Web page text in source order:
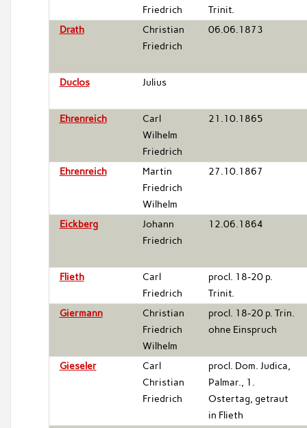
Friedrich
Trinit.
Drath
Christian
Friedrich
06.06.1873
Duclos Julius
Ehrenreich
Carl
Wilhelm
Friedrich
21.10.1865
Ehrenreich
Martin
Friedrich
Wilhelm
27.10.1867
Eickberg
Johann
Friedrich
12.06.1864
Flieth
Carl
Friedrich
procl. 18-20 p.
Trinit.
Giermann
Christian
Friedrich
Wilhelm
procl. 18-20 p. Trin.
ohne Einspruch
Gieseler
Carl
Christian
Friedrich
procl. Dom. Judica,
Palmar., 1.
Ostertag, getraut
in Flieth